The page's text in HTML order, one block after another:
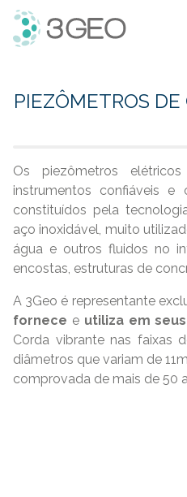
PIEZÔMETROS
Os piezômetros
instrumentos confiáveis e
constituídos pela
aço inoxidável, muito
água e outros fluidos no
encostas, estruturas de
A 3Geo é representante
fornece eutiliza em
Corda vibrante nas faixas
diâmetros que variam de
comprovada de mais de 50